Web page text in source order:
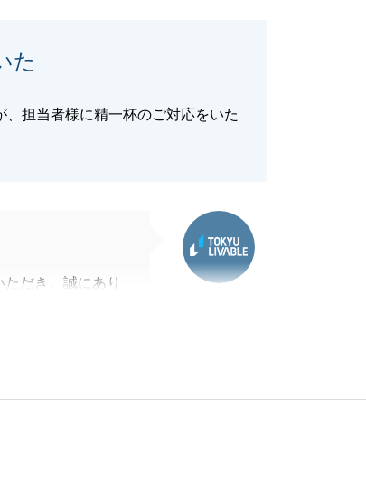
た
担当者様に精一杯のご対応をいた
だき、誠にあり
した。
とお申し付けく